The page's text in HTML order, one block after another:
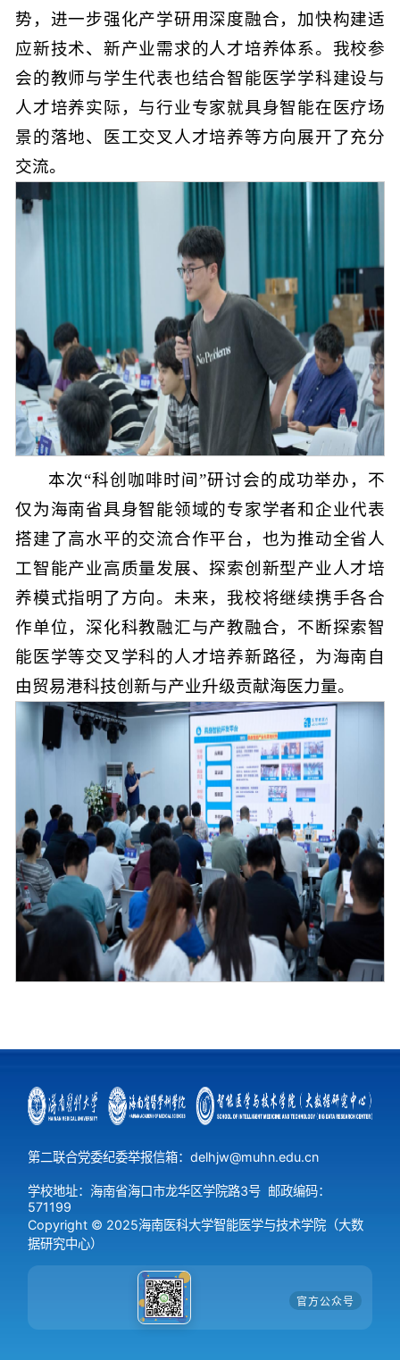
势，进一步强化产学研用深度融合，加快构建适
应新技术、新产业需求的人才培养体系。我校参
会的教师与学生代表也结合智能医学学科建设与
人才培养实际，与行业专家就具身智能在医疗场
景的落地、医工交叉人才培养等方向展开了充分
交流。
本次“科创咖啡时间”研讨会的成功举办，不
仅为海南省具身智能领域的专家学者和企业代表
搭建了高水平的交流合作平台，也为推动全省人
工智能产业高质量发展、探索创新型产业人才培
养模式指明了方向。未来，我校将继续携手各合
作单位，深化科教融汇与产教融合，不断探索智
能医学等交叉学科的人才培养新路径，为海南自
由贸易港科技创新与产业升级贡献海医力量。
第二联合党委纪委举报信箱：delhjw@muhn.edu.cn
学校地址：海南省海口市龙华区学院路3号 邮政编码：
571199
Copyright © 2025海南医科大学智能医学与技术学院（大数
据研究中心）
官方公众号